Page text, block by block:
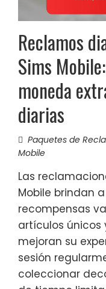
Reclamos
Sims
moneda
diarias
Paquetes de
Mobile
Las
Mobile brindan
recompensas
artículos únicos
mejoran su
sesión
coleccionar